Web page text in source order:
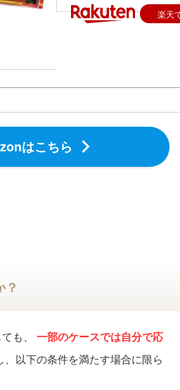
楽天
はこちら
？
も、 一部のケースでは自分で応
以下の条件を満たす場合に限ら